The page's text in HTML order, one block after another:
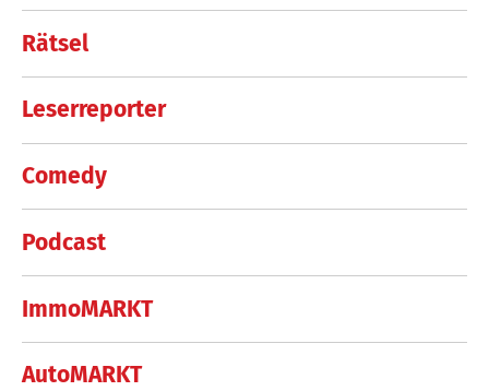
Rätsel
Leserreporter
Comedy
Podcast
ImmoMARKT
AutoMARKT